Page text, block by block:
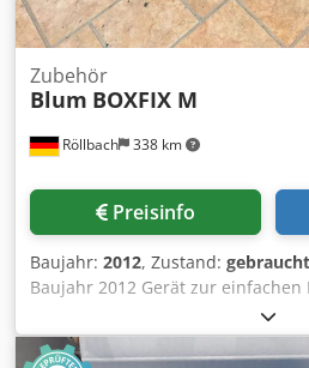
Röllbach 338 km
Zubehör
Blum BOXFIX M
Preisinfo
Baujahr: 2012, Zustand: gebraucht
Baujahr 2012 Gerät zur einfachen
Schubkästen Chedpozk Nxuefx An
kurzfristig Lagherort: Flörsheim